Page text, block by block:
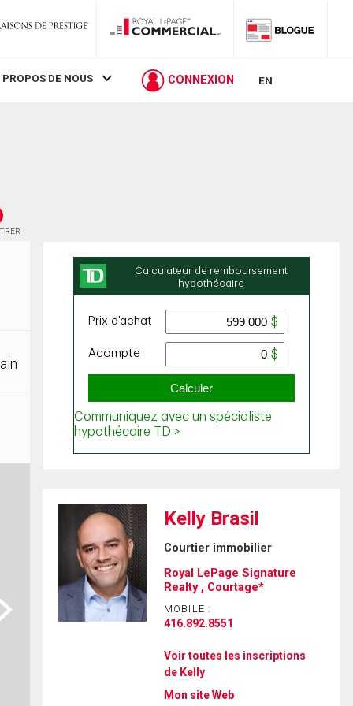
PROPOS DE NOUS CONNEXION EN
Kelly Brasil
Courtier immobilier
Royal LePage Signature
Realty , Courtage*
MOBILE :
416.892.8551
Voir toutes les inscriptions
de Kelly
Mon site Web